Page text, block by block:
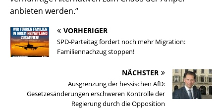
anbieten werden.“
VORHERIGER
SPD-Parteitag fordert noch mehr Migration:
Familiennachzug stoppen!
NÄCHSTER
Ausgrenzung der hessischen AfD:
Gesetzesänderungen erschweren Kontrolle der
Regierung durch die Opposition